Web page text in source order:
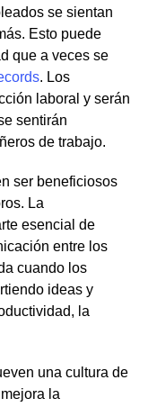
se sientan
Esto puede
que a veces se
. Los
laboral y serán
sentirán
de trabajo.
ser beneficiosos
La
esencial de
entre los
cuando los
ideas y
la
una cultura de
la